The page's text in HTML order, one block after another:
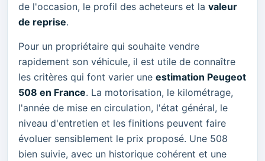
de l'occasion, le profil des acheteurs et la valeur
de reprise.
Pour un propriétaire qui souhaite vendre
rapidement son véhicule, il est utile de connaître
les critères qui font varier une estimation Peugeot
508 en France. La motorisation, le kilométrage,
l'année de mise en circulation, l'état général, le
niveau d'entretien et les finitions peuvent faire
évoluer sensiblement le prix proposé. Une 508
bien suivie, avec un historique cohérent et une